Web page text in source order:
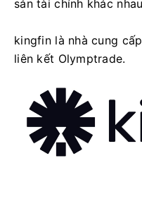
sản tài chính khác
kingfin là nhà cung
liên kết Olymptrade.